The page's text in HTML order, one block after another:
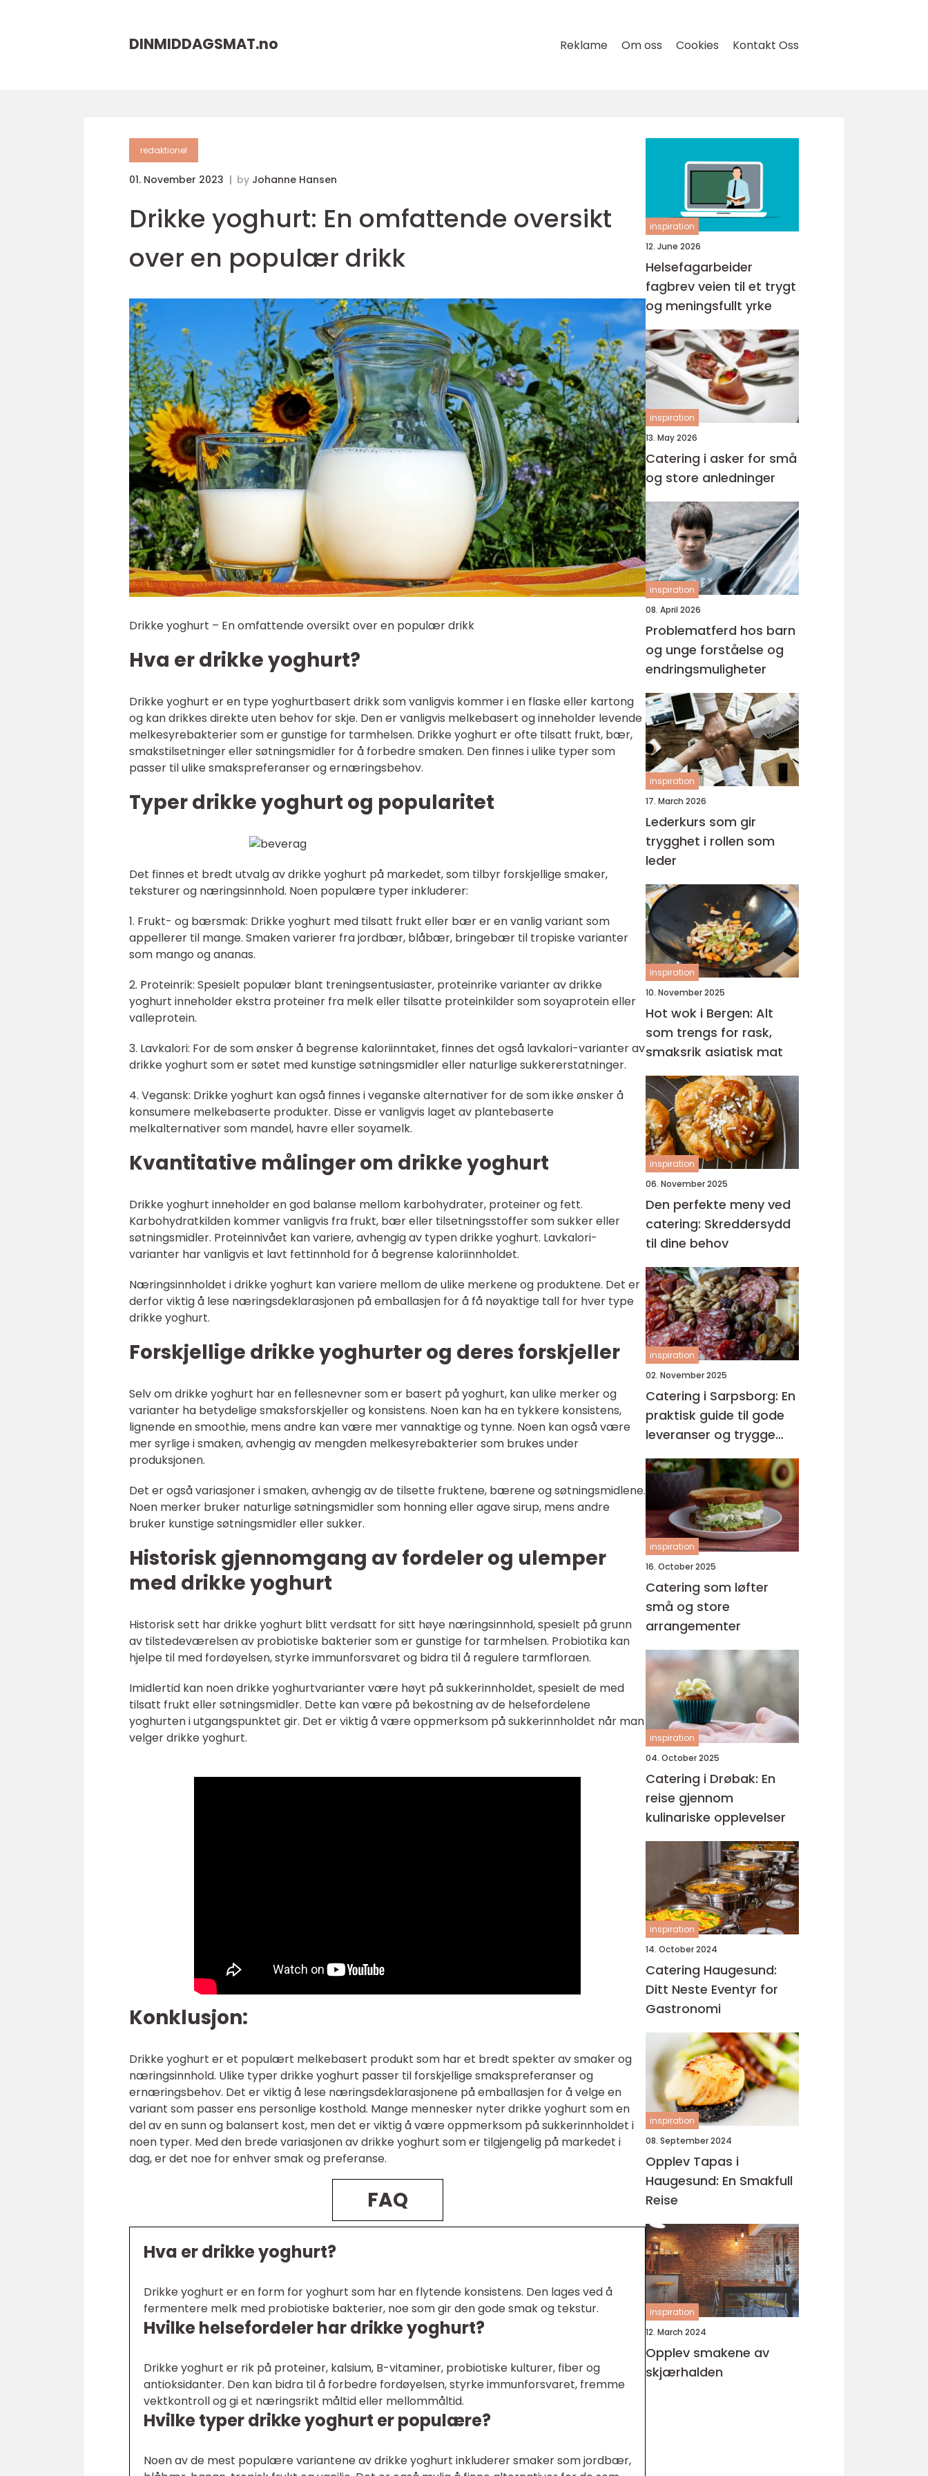
DINMIDDAGSMAT.no Reklame Om oss Cookies Kontakt Oss
redaktionel
01. November 2023 by Johanne Hansen
Drikke yoghurt: En omfattende oversikt
over en populær drikk
Drikke yoghurt – En omfattende oversikt over en populær drikk
Hva er drikke yoghurt?
Drikke yoghurt er en type yoghurtbasert drikk som vanligvis kommer i en flaske eller kartong
og kan drikkes direkte uten behov for skje. Den er vanligvis melkebasert og inneholder levende
melkesyrebakterier som er gunstige for tarmhelsen. Drikke yoghurt er ofte tilsatt frukt, bær,
smakstilsetninger eller søtningsmidler for å forbedre smaken. Den finnes i ulike typer som
passer til ulike smakspreferanser og ernæringsbehov.
Typer drikke yoghurt og popularitet
Det finnes et bredt utvalg av drikke yoghurt på markedet, som tilbyr forskjellige smaker,
teksturer og næringsinnhold. Noen populære typer inkluderer:
1. Frukt- og bærsmak: Drikke yoghurt med tilsatt frukt eller bær er en vanlig variant som
appellerer til mange. Smaken varierer fra jordbær, blåbær, bringebær til tropiske varianter
som mango og ananas.
2. Proteinrik: Spesielt populær blant treningsentusiaster, proteinrike varianter av drikke
yoghurt inneholder ekstra proteiner fra melk eller tilsatte proteinkilder som soyaprotein eller
valleprotein.
3. Lavkalori: For de som ønsker å begrense kaloriinntaket, finnes det også lavkalori-varianter av
drikke yoghurt som er søtet med kunstige søtningsmidler eller naturlige sukkererstatninger.
4. Vegansk: Drikke yoghurt kan også finnes i veganske alternativer for de som ikke ønsker å
konsumere melkebaserte produkter. Disse er vanligvis laget av plantebaserte
melkalternativer som mandel, havre eller soyamelk.
Kvantitative målinger om drikke yoghurt
Drikke yoghurt inneholder en god balanse mellom karbohydrater, proteiner og fett.
Karbohydratkilden kommer vanligvis fra frukt, bær eller tilsetningsstoffer som sukker eller
søtningsmidler. Proteinnivået kan variere, avhengig av typen drikke yoghurt. Lavkalori-
varianter har vanligvis et lavt fettinnhold for å begrense kaloriinnholdet.
Næringsinnholdet i drikke yoghurt kan variere mellom de ulike merkene og produktene. Det er
derfor viktig å lese næringsdeklarasjonen på emballasjen for å få nøyaktige tall for hver type
drikke yoghurt.
Forskjellige drikke yoghurter og deres forskjeller
Selv om drikke yoghurt har en fellesnevner som er basert på yoghurt, kan ulike merker og
varianter ha betydelige smaksforskjeller og konsistens. Noen kan ha en tykkere konsistens,
lignende en smoothie, mens andre kan være mer vannaktige og tynne. Noen kan også være
mer syrlige i smaken, avhengig av mengden melkesyrebakterier som brukes under
produksjonen.
Det er også variasjoner i smaken, avhengig av de tilsette fruktene, bærene og søtningsmidlene.
Noen merker bruker naturlige søtningsmidler som honning eller agave sirup, mens andre
bruker kunstige søtningsmidler eller sukker.
Historisk gjennomgang av fordeler og ulemper
med drikke yoghurt
Historisk sett har drikke yoghurt blitt verdsatt for sitt høye næringsinnhold, spesielt på grunn
av tilstedeværelsen av probiotiske bakterier som er gunstige for tarmhelsen. Probiotika kan
hjelpe til med fordøyelsen, styrke immunforsvaret og bidra til å regulere tarmfloraen.
Imidlertid kan noen drikke yoghurtvarianter være høyt på sukkerinnholdet, spesielt de med
tilsatt frukt eller søtningsmidler. Dette kan være på bekostning av de helsefordelene
yoghurten i utgangspunktet gir. Det er viktig å være oppmerksom på sukkerinnholdet når man
velger drikke yoghurt.
Konklusjon:
Drikke yoghurt er et populært melkebasert produkt som har et bredt spekter av smaker og
næringsinnhold. Ulike typer drikke yoghurt passer til forskjellige smakspreferanser og
ernæringsbehov. Det er viktig å lese næringsdeklarasjonene på emballasjen for å velge en
variant som passer ens personlige kosthold. Mange mennesker nyter drikke yoghurt som en
del av en sunn og balansert kost, men det er viktig å være oppmerksom på sukkerinnholdet i
noen typer. Med den brede variasjonen av drikke yoghurt som er tilgjengelig på markedet i
dag, er det noe for enhver smak og preferanse.
FAQ
Hva er drikke yoghurt?
Drikke yoghurt er en form for yoghurt som har en flytende konsistens. Den lages ved å
fermentere melk med probiotiske bakterier, noe som gir den gode smak og tekstur.
Hvilke helsefordeler har drikke yoghurt?
Drikke yoghurt er rik på proteiner, kalsium, B-vitaminer, probiotiske kulturer, fiber og
antioksidanter. Den kan bidra til å forbedre fordøyelsen, styrke immunforsvaret, fremme
vektkontroll og gi et næringsrikt måltid eller mellommåltid.
Hvilke typer drikke yoghurt er populære?
Noen av de mest populære variantene av drikke yoghurt inkluderer smaker som jordbær,
inspiration
12. June 2026
Helsefagarbeider
fagbrev veien til et trygt
og meningsfullt yrke
inspiration
13. May 2026
Catering i asker for små
og store anledninger
inspiration
08. April 2026
Problematferd hos barn
og unge forståelse og
endringsmuligheter
inspiration
17. March 2026
Lederkurs som gir
trygghet i rollen som
leder
inspiration
10. November 2025
Hot wok i Bergen: Alt
som trengs for rask,
smaksrik asiatisk mat
inspiration
06. November 2025
Den perfekte meny ved
catering: Skreddersydd
til dine behov
inspiration
02. November 2025
Catering i Sarpsborg: En
praktisk guide til gode
leveranser og trygge
menyer
inspiration
16. October 2025
Catering som løfter
små og store
arrangementer
inspiration
04. October 2025
Catering i Drøbak: En
reise gjennom
kulinariske opplevelser
inspiration
14. October 2024
Catering Haugesund:
Ditt Neste Eventyr for
Gastronomi
inspiration
08. September 2024
Opplev Tapas i
Haugesund: En Smakfull
Reise
inspiration
12. March 2024
Opplev smakene av
skjærhalden